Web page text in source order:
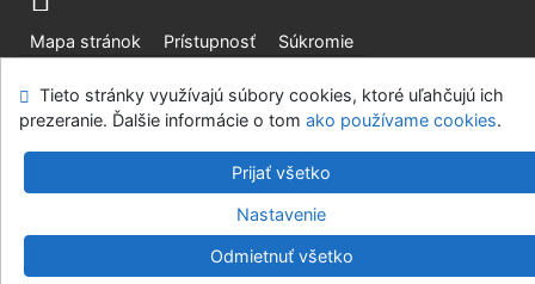
Mapa stránok Prístupnosť
Súkromie
Slovenská lesnícka a drevárska knižnica pri Technickej
univerzite vo Zvolene
©1993-2026IPACv.4.8.63a-Cosmotron Slovakia, s.r.o.
Tieto stránky využívajú súbory cookies, ktoré uľahčujú ich
prezeranie. Ďalšie informácie o tom ako používame cookies.
Prijať všetko
Nastavenie
Odmietnuť všetko